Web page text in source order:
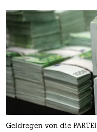
Geldregen von die PARTEI